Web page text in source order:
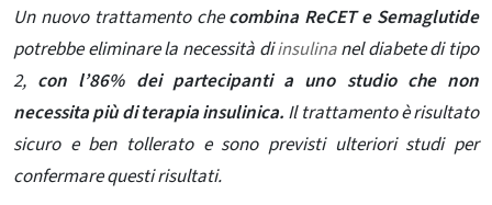
Un nuovo trattamento checombina ReCET e Semaglutide
potrebbe eliminare la necessità diinsulinanel diabete di tipo
2, con l’86% dei partecipanti a uno studio che non
necessita più di terapia insulinica. Il trattamento è risultato
sicuro e ben tollerato e sono previsti ulteriori studi per
confermare questi risultati.